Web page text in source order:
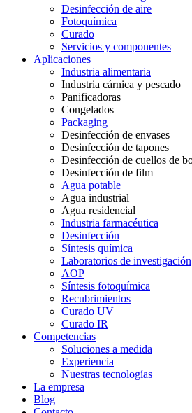
Desinfección de aire
Fotoquímica
Curado
Servicios y componentes
Aplicaciones
Industria alimentaria
Industria cárnica y pescado
Panificadoras
Congelados
Packaging
Desinfección de envases
Desinfección de tapones
Desinfección de cuellos de
Desinfección de film
Agua potable
Agua industrial
Agua residencial
Industria farmacéutica
Desinfección
Síntesis química
Laboratorios de investigación
AOP
Síntesis fotoquímica
Recubrimientos
Curado UV
Curado IR
Competencias
Soluciones a medida
Experiencia
Nuestras tecnologías
La empresa
Blog